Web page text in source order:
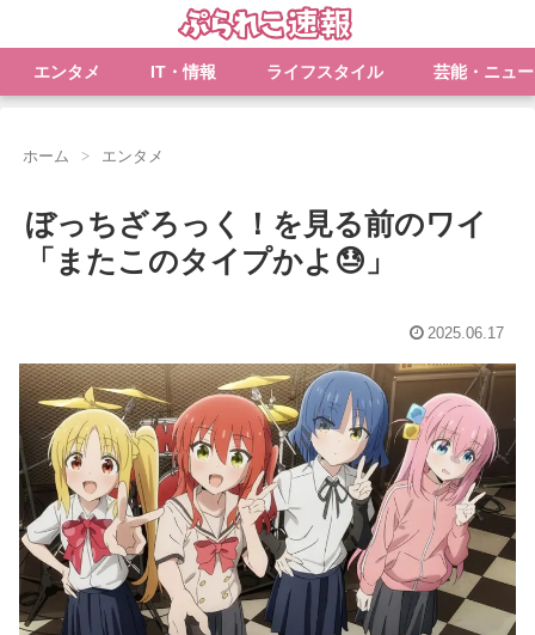
エンタメ IT・情報 ライフスタイル 芸能・ニュ
ホーム エンタメ
ぼっちざろっく！を見る前のワイ
「またこのタイプかよ😓」
2025.06.17